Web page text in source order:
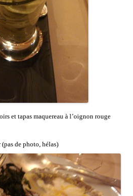
et tapas maquereau à l’oignon rouge
de photo, hélas)